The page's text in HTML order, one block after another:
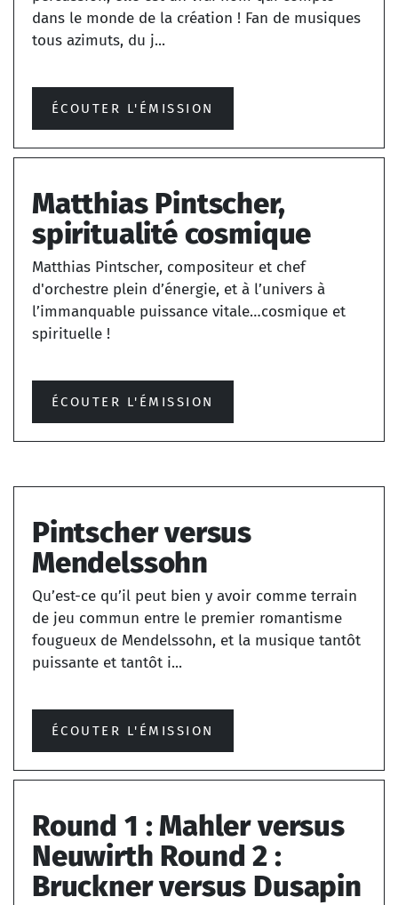
dans le monde de la création ! Fan de musiques
tous azimuts, du j...
ÉCOUTER L'ÉMISSION
Matthias Pintscher,
spiritualité cosmique
Matthias Pintscher, compositeur et chef
d'orchestre plein d’énergie, et à l’univers à
l’immanquable puissance vitale…cosmique et
spirituelle !
ÉCOUTER L'ÉMISSION
Pintscher versus
Mendelssohn
Qu’est-ce qu’il peut bien y avoir comme terrain
de jeu commun entre le premier romantisme
fougueux de Mendelssohn, et la musique tantôt
puissante et tantôt i...
ÉCOUTER L'ÉMISSION
Round 1 : Mahler versus
Neuwirth Round 2 :
Bruckner versus Dusapin